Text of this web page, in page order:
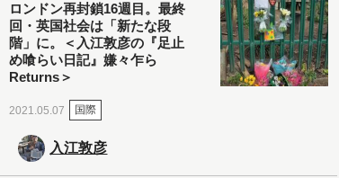
ロンドン再封鎖16週目。最終
回・英国社会は「新たな段
階」に。＜入江敦彦の『足止
め喰らい日記』嫌々乍ら
Returns＞
2021.05.07 国際
入江敦彦